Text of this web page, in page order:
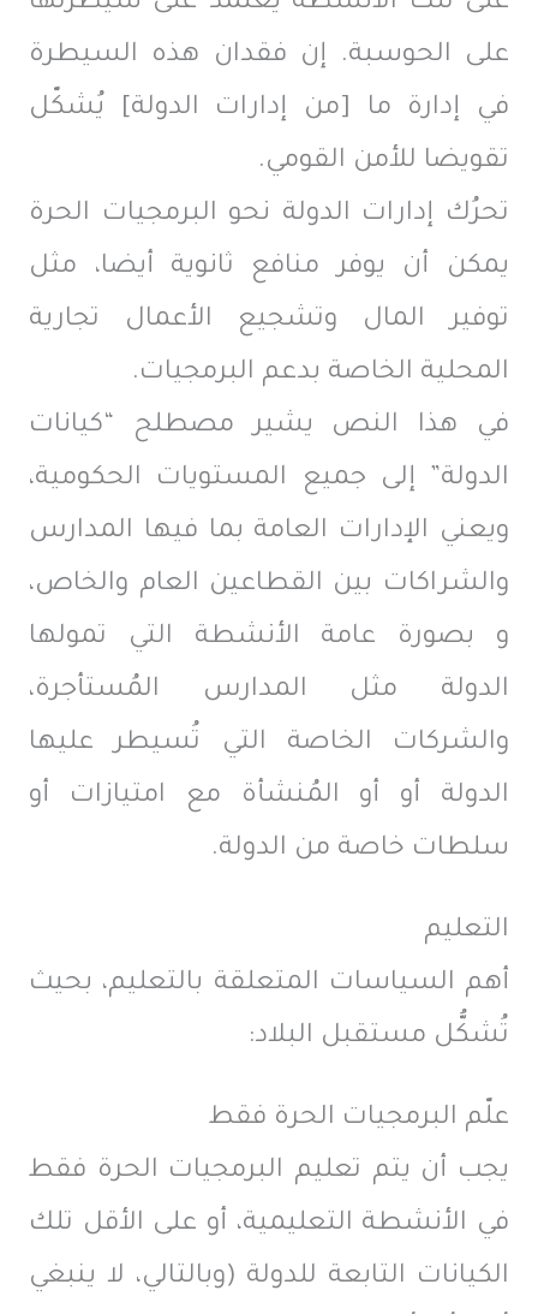
على الحوسبة. إن فقدان هذه السيطرة
في إدارة ما [من إدارات الدولة] يُشكّل
تقويضا للأمن القومي.
تحرُك إدارات الدولة نحو البرمجيات الحرة
يمكن أن يوفر منافع ثانوية أيضا، مثل
توفير المال وتشجيع الأعمال تجارية
المحلية الخاصة بدعم البرمجيات.
في هذا النص يشير مصطلح “كيانات
الدولة” إلى جميع المستويات الحكومية،
ويعني الإدارات العامة بما فيها المدارس
والشراكات بين القطاعين العام والخاص،
و بصورة عامة الأنشطة التي تمولها
الدولة مثل المدارس المُستأجرة،
والشركات الخاصة التي تُسيطر عليها
الدولة أو أو المُنشأة مع امتيازات أو
سلطات خاصة من الدولة.
التعليم
أهم السياسات المتعلقة بالتعليم، بحيث
تُشكُّل مستقبل البلاد:
علّم البرمجيات الحرة فقط
يجب أن يتم تعليم البرمجيات الحرة فقط
في الأنشطة التعليمية، أو على الأقل تلك
الكيانات التابعة للدولة (وبالتالي، لا ينبغي